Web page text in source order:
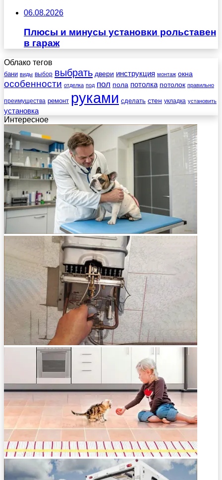
06.08.2026
Плюсы и минусы установки рольставен
в гараж
Облако тегов
бани виды выбор выбрать двери инструкция монтаж окна
особенности отделка под пол пола потолка потолок правильно
преимущества ремонт руками сделать стен укладка установить
установка
Интересное